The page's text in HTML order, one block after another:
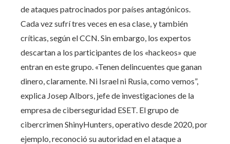
de ataques patrocinados por países antagónicos.
Cada vez sufrí tres veces en esa clase, y también
críticas, según el CCN. Sin embargo, los expertos
descartan a los participantes de los «hackeos» que
entran en este grupo. «Tenen delincuentes que ganan
dinero, claramente. Ni Israel ni Rusia, como vemos”,
explica Josep Albors, jefe de investigaciones de la
empresa de ciberseguridad ESET. El grupo de
cibercrimen ShinyHunters, operativo desde 2020, por
ejemplo, reconoció su autoridad en el ataque a